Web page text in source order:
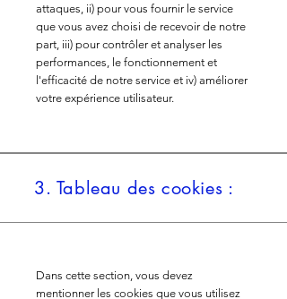
attaques, ii) pour vous fournir le service
que vous avez choisi de recevoir de notre
part, iii) pour contrôler et analyser les
performances, le fonctionnement et
l'efficacité de notre service et iv) améliorer
votre expérience utilisateur.
3. Tableau des cookies :
Dans cette section, vous devez
mentionner les cookies que vous utilisez